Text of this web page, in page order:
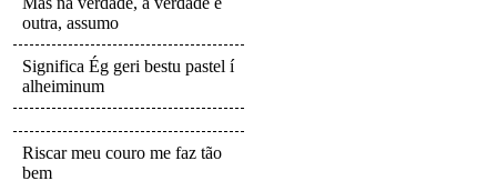
outra, assumo
Significa Ég geri bestu pastel í
alheiminum
Riscar meu couro me faz tão
bem